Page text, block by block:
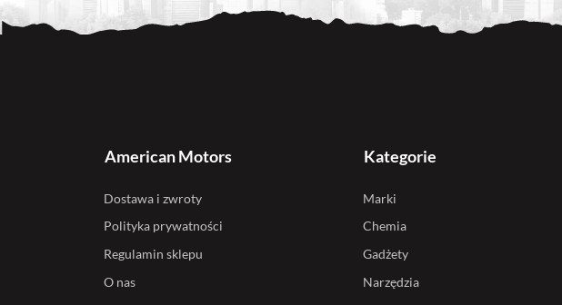
American Motors
Dostawa i zwroty
Polityka prywatności
Regulamin sklepu
O nas
Kategorie
Marki
Chemia
Gadżety
Narzędzia